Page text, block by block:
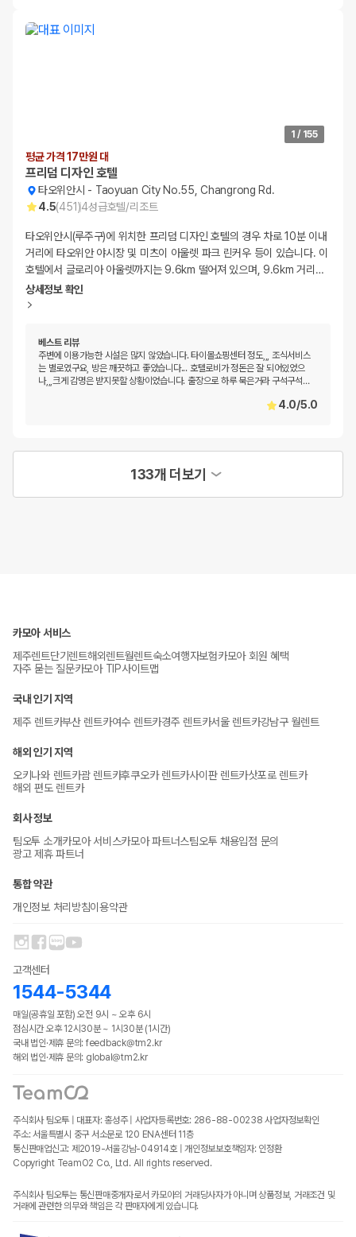
1 / 155
평균 가격 17만원 대
프리덤 디자인 호텔
타오위안시 - Taoyuan City No.55, Changrong Rd.
4.5(451)4성급호텔/리조트
타오위안시(루주구)에 위치한 프리덤 디자인 호텔의 경우 차로 10분 이내
거리에 타오위안 야시장 및 미츠이 아울렛 파크 린커우 등이 있습니다. 이
호텔에서 글로리아 아울렛까지는 9.6km 떨어져 있으며, 9.6km 거리 …
상세정보 확인
베스트 리뷰
주변에 이용가능한 시설은 많지 않았습니다. 타이몰쇼핑센터 정도,,, 조식서비스
는 별로였구요, 방은 깨끗하고 좋았습니다... 호텔로비가 정돈은 잘 되어있었으
나,,,크게 감명은 받지못할 상황이었습니다. 출장으로 하루 묵은거라 구석구석…
4.0/5.0
133개 더보기
카모아 서비스
제주렌트단기렌트해외렌트월렌트숙소여행자보험카모아 회원 혜택
자주 묻는 질문카모아 TIP사이트맵
국내 인기 지역
제주 렌트카부산 렌트카여수 렌트카경주 렌트카서울 렌트카강남구 월렌트
해외 인기 지역
오키나와 렌트카괌 렌트카후쿠오카 렌트카사이판 렌트카삿포로 렌트카
해외 편도 렌트카
회사 정보
팀오투 소개카모아 서비스카모아 파트너스팀오투 채용입점 문의
광고 제휴 파트너
통합 약관
개인정보 처리방침이용약관
고객센터
1544-5344
매일(공휴일 포함) 오전 9시 ~ 오후 6시
점심시간 오후 12시30분 ~ 1시30분 (1시간)
국내 법인·제휴 문의: feedback@tm2.kr
해외 법인·제휴 문의: global@tm2.kr
주식회사 팀오투 | 대표자: 홍성주 | 사업자등록번호: 286-88-00238 사업자정보확인
주소: 서울특별시 중구 서소문로 120 ENA센터 11층
통신판매업신고: 제2019-서울강남-04914호 | 개인정보보호책임자: 인정환
Copyright TeamO2 Co., Ltd. All rights reserved.
주식회사 팀오투는 통신판매중개자로서 카모아의 거래당사자가 아니며 상품정보, 거래조건 및
거래에 관련한 의무와 책임은 각 판매자에게 있습니다.